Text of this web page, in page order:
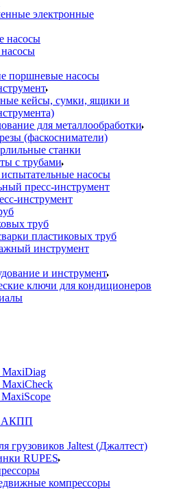
электронные
насосы
поршневые насосы
кейсы, сумки, ящики и
для металлообработки
(фаскосниматели)
станки
с трубами
насосы
пресс-инструмент
инструмент
труб
пластиковых труб
инструмент
и инструмент
ключи для кондиционеров
АКПП
грузовиков Jaltest (Джалтест)
RUPES
компрессоры